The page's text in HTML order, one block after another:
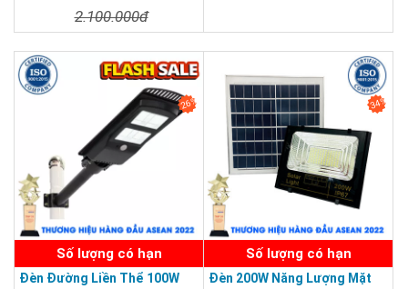
An toàn với người sử dụng: đèn năng lượng mặt trời
400wcó ánh sáng không tỏa nhiệt, không gây hại cho mắt của
SẢN PHẨM DỊCH VỤ CHẤT LƯỢNG ASEAN 2019
2.100.000đ
26%
Số lượng có hạn
Đèn Đường Liền Thể 100W
34%
Số lượng có hạn
Đèn 200W Năng Lượng Mặt